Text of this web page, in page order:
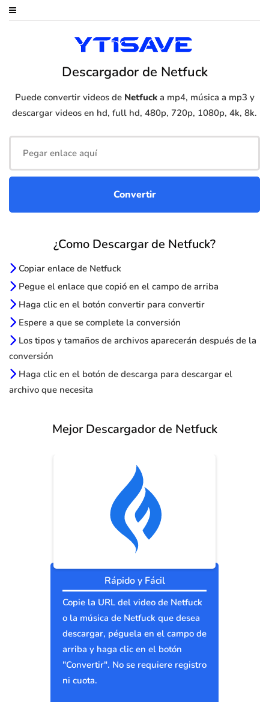
Descargador de Netfuck
Puede convertir videos de Netfucka mp4, música a mp3 y
descargar videos en hd, full hd, 480p, 720p, 1080p, 4k, 8k.
¿Como Descargar de Netfuck?
Copiar enlace de Netfuck
Pegue el enlace que copió en el campo de arriba
Haga clic en el botón convertir para convertir
Espere a que se complete la conversión
Los tipos y tamaños de archivos aparecerán después de la
conversión
Haga clic en el botón de descarga para descargar el
archivo que necesita
Mejor Descargador de Netfuck
Rápido y Fácil
Copie la URL del video de Netfuck
o la música de Netfuck que desea
descargar, péguela en el campo de
arriba y haga clic en el botón
"Convertir". No se requiere registro
ni cuota.